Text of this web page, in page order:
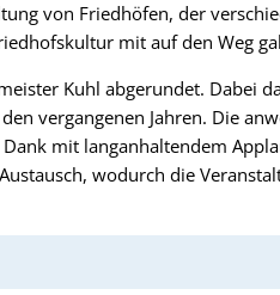
von Friedhöfen, der
mit auf den Weg
Kuhl abgerundet. Dabei
vergangenen Jahren. Die
mit langanhaltendem
wodurch die